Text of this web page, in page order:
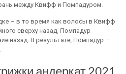
между Квифф и Помпадуром.
– в то время как волосы в Квифф
сверху назад, Помпадур
назад. В результате, Помпадур –
андеркат 2021